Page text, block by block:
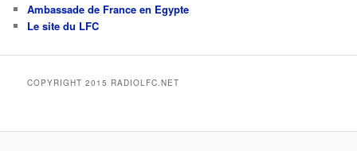
Ambassade de France en Egypte
Le site du LFC
COPYRIGHT 2015 RADIOLFC.NET